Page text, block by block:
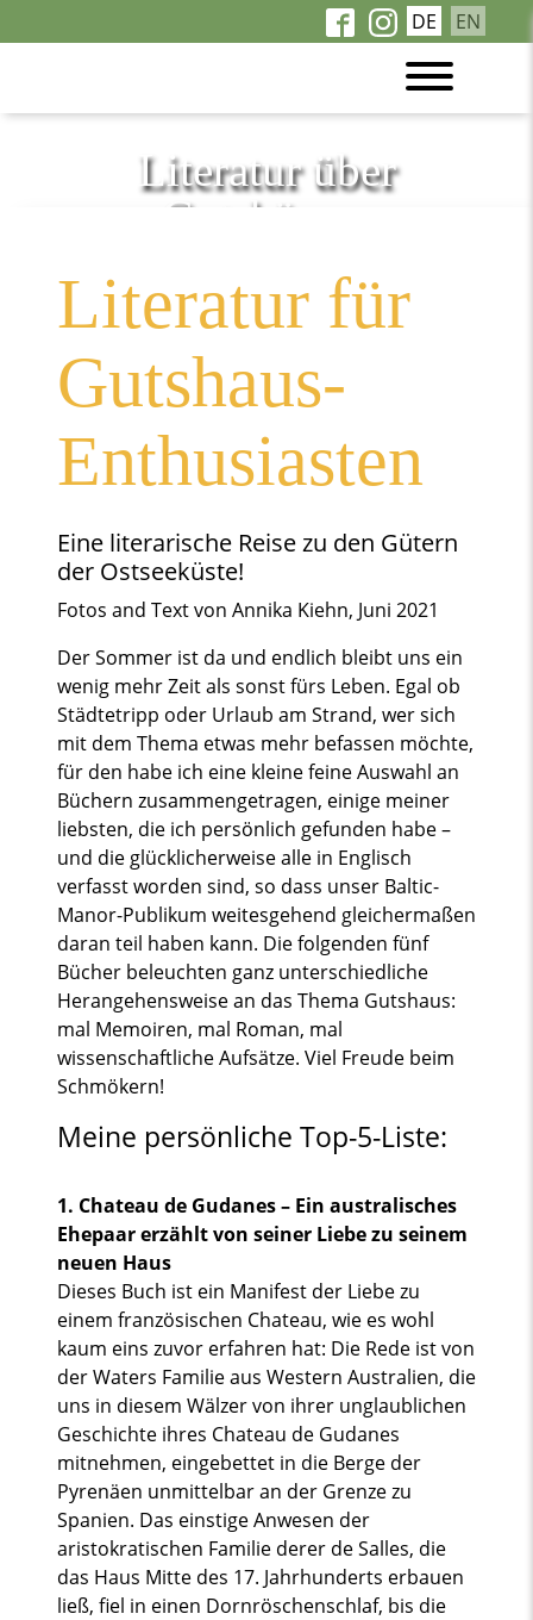
DE EN
Literatur über
Gutshäuser
Literatur für
Gutshaus-
Enthusiasten
Eine literarische Reise zu den Gütern
der Ostseeküste!
Fotos and Text von Annika Kiehn, Juni 2021
Der Sommer ist da und endlich bleibt uns ein
wenig mehr Zeit als sonst fürs Leben. Egal ob
Städtetripp oder Urlaub am Strand, wer sich
mit dem Thema etwas mehr befassen möchte,
für den habe ich eine kleine feine Auswahl an
Büchern zusammengetragen, einige meiner
liebsten, die ich persönlich gefunden habe –
und die glücklicherweise alle in Englisch
verfasst worden sind, so dass unser Baltic-
Manor-Publikum weitesgehend gleichermaßen
daran teil haben kann. Die folgenden fünf
Bücher beleuchten ganz unterschiedliche
Herangehensweise an das Thema Gutshaus:
mal Memoiren, mal Roman, mal
wissenschaftliche Aufsätze. Viel Freude beim
Schmökern!
Meine persönliche Top-5-Liste:
1. Chateau de Gudanes – Ein australisches
Ehepaar erzählt von seiner Liebe zu seinem
neuen Haus
Dieses Buch ist ein Manifest der Liebe zu
einem französischen Chateau, wie es wohl
kaum eins zuvor erfahren hat: Die Rede ist von
der Waters Familie aus Western Australien, die
uns in diesem Wälzer von ihrer unglaublichen
Geschichte ihres Chateau de Gudanes
mitnehmen, eingebettet in die Berge der
Pyrenäen unmittelbar an der Grenze zu
Spanien. Das einstige Anwesen der
aristokratischen Familie derer de Salles, die
das Haus Mitte des 17. Jahrhunderts erbauen
ließ, fiel in einen Dornröschenschlaf, bis die